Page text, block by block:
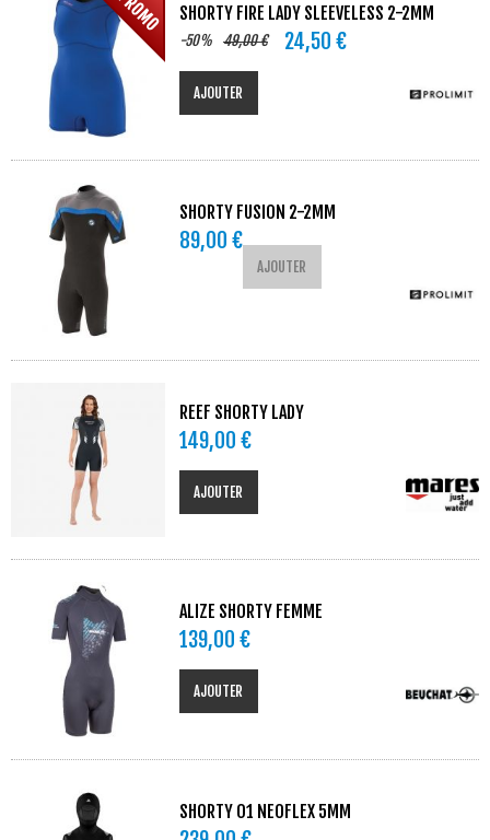
SHORTY FIRE LADY SLEEVELESS 2-2MM
-50% 49,00 € 24,50 €
AJOUTER
SHORTY FUSION 2-2MM
89,00 €
AJOUTER
REEF SHORTY LADY
149,00 €
AJOUTER
ALIZE SHORTY FEMME
139,00 €
AJOUTER
SHORTY O1 NEOFLEX 5MM